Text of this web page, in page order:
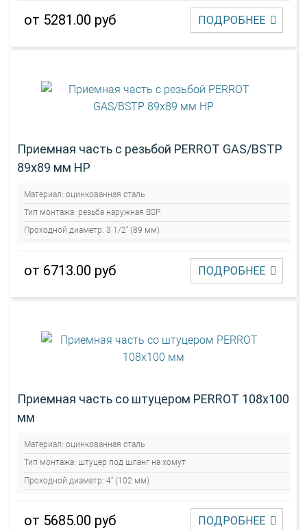
от 5281.00 руб ПОДРОБНЕЕ
Приемная часть с резьбой PERROT GAS/BSTP
89х89 мм НР
Материал: оцинкованная сталь
Тип монтажа: резьба наружная BSP
Проходной диаметр: 3 1/2" (89 мм)
от 6713.00 руб ПОДРОБНЕЕ
Приемная часть со штуцером PERROT 108х100
мм
Материал: оцинкованная сталь
Тип монтажа: штуцер под шланг на хомут
Проходной диаметр: 4" (102 мм)
от 5685.00 руб ПОДРОБНЕЕ